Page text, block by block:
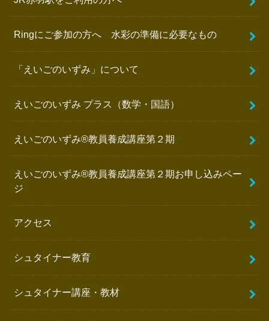
Ringにご参加の方へ 水彩の準備に必要なもの
「えいごのいずみ」について
えいごのいずみ プラス（数学・国語）
えいごのいずみ®️教員養成講座第２期
えいごのいずみ®︎教員養成講座第２期お申し込みペー
ジ
アクセス
シュタイナー教育
シュタイナー講座・教材